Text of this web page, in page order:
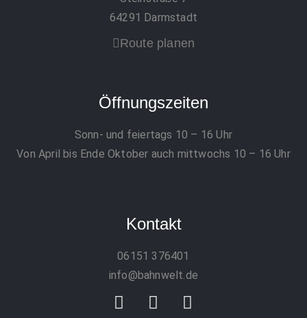
64291 Darmstadt
Route planen
Öffnungszeiten
Sonn- und feiertags 10 – 16 Uhr
Von April bis Ende Oktober auch mittwochs 10 – 16 Uhr
Kontakt
06151 376401
info@bahnwelt.de